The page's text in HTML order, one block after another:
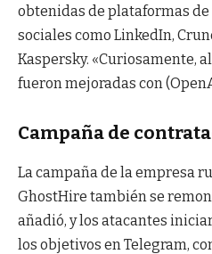
obtenidas de plataformas
sociales como LinkedIn,
Kaspersky. «Curiosamente,
fueron mejoradas con
Campaña de
La campaña de la empresa
GhostHire también se
añadió, y los atacantes
los objetivos en Telegram,